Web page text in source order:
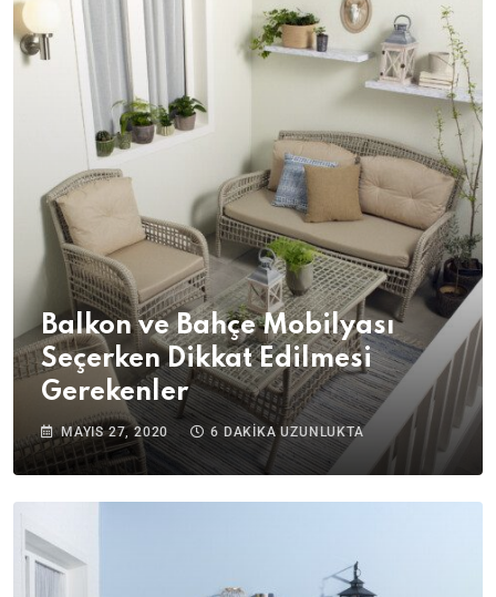
Balkon ve Bahçe Mobilyası
Seçerken Dikkat Edilmesi
Gerekenler
MAYIS 27, 2020 6 DAKIKA UZUNLUKTA